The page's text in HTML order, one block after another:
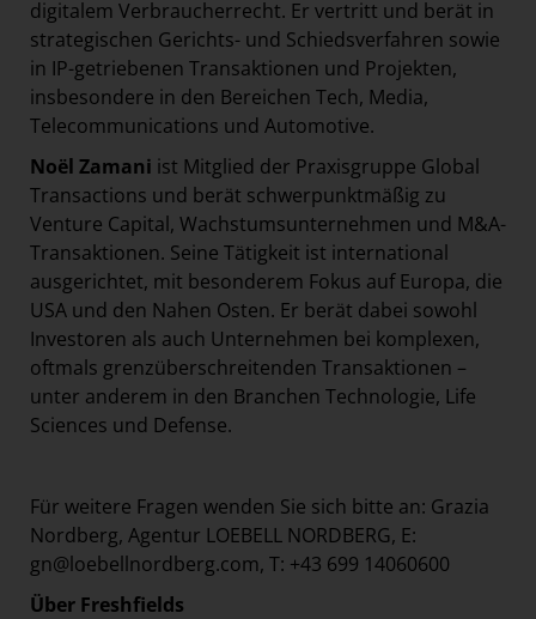
digitalem Verbraucherrecht. Er vertritt und berät in
strategischen Gerichts- und Schiedsverfahren sowie
in IP-getriebenen Transaktionen und Projekten,
insbesondere in den Bereichen Tech, Media,
Telecommunications und Automotive.
Noël Zamani ist Mitglied der Praxisgruppe Global
Transactions und berät schwerpunktmäßig zu
Venture Capital, Wachstumsunternehmen und M&A-
Transaktionen. Seine Tätigkeit ist international
ausgerichtet, mit besonderem Fokus auf Europa, die
USA und den Nahen Osten. Er berät dabei sowohl
Investoren als auch Unternehmen bei komplexen,
oftmals grenzüberschreitenden Transaktionen –
unter anderem in den Branchen Technologie, Life
Sciences und Defense.
Für weitere Fragen wenden Sie sich bitte an: Grazia
Nordberg, Agentur LOEBELL NORDBERG, E:
gn@loebellnordberg.com, T: +43 699 14060600
Über Freshfields